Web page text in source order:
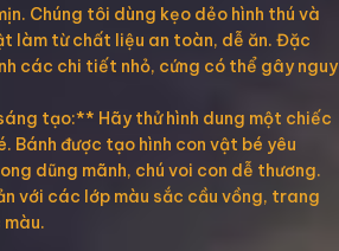
Chúng tôi dùng kẹo dẻo hình thú và
làm từ chất liệu an toàn, dễ ăn. Đặc
các chi tiết nhỏ, cứng có thể gây nguy
tạo:** Hãy thử hình dung một chiếc
Bánh được tạo hình con vật bé yêu
dũng mãnh, chú voi con dễ thương.
với các lớp màu sắc cầu vồng, trang